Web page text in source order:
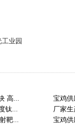
业园
高...
宝鸡供
钛...
厂家
靶...
宝鸡供